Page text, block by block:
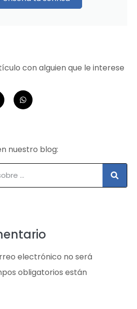
con alguien que le interese
nuestro blog:
electrónico no será
obligatorios están